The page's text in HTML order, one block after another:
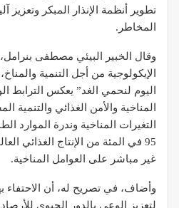
تطوير أنظمة الإنذار المبكر وتعزيز
المخاطر.
وقال الخبير البيئي مصطفى بنرامل
الإيكولوجية من أجل التنمية
اليوم لنحمي الغد” يعكس الترابط
المناخية والأمن الغذائي
التغيرات المناخية وندرة الموارد
95 في المئة من الإنتاج الغذائي
غير مباشر على العوامل المناخية.
وأضاف، في تصريح له، أن الاحتفاء
لتعزيز الوعي بالدور الحيوي